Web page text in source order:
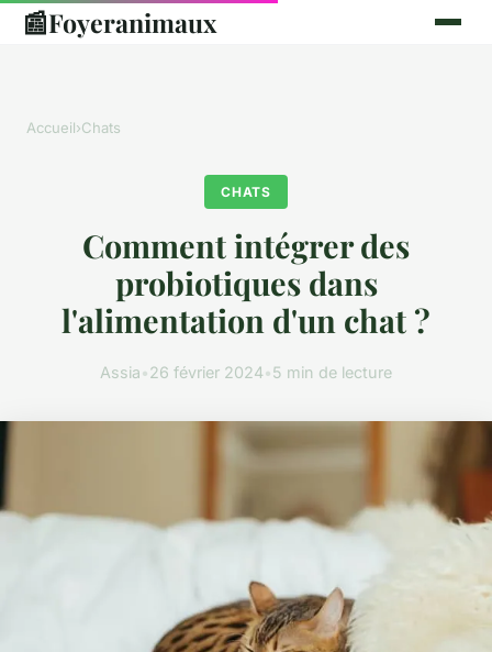
📰Foyeranimaux
Accueil›Chats
CHATS
Comment intégrer des
probiotiques dans
l'alimentation d'un chat ?
Assia•26 février 2024•5 min de lecture